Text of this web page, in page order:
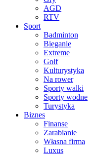
AGD
RTV
Sport
Badminton
Bieganie
Extreme
Golf
Kulturystyka
Na rower
Sporty walki
Sporty wodne
Turystyka
Biznes
Finanse
Zarabianie
Własna firma
Luxus